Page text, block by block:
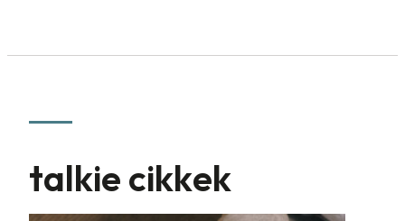
talkie cikkek